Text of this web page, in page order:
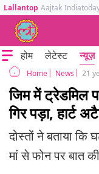
Lallantop Aajtak
होम लेटेस्ट न्यूज़
Home News
जिम में ट्रेडमिल
गिर पड़ा, हार्ट
दोस्तों ने बताया
मां से फोन पर बात